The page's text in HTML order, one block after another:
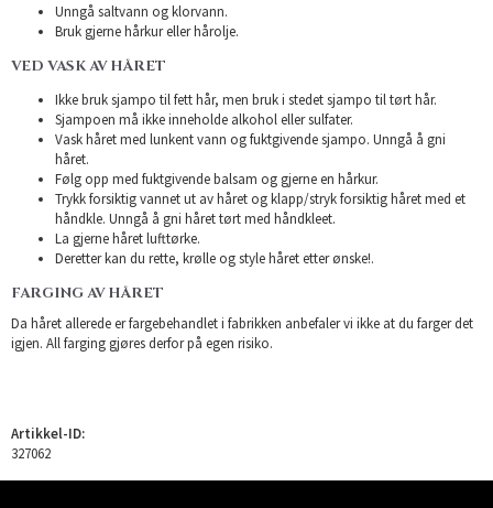
Unngå saltvann og klorvann.
Bruk gjerne hårkur eller hårolje.
VED VASK AV HÅRET
Ikke bruk sjampo til fett hår, men bruk i stedet sjampo til tørt hår.
Sjampoen må ikke inneholde alkohol eller sulfater.
Vask håret med lunkent vann og fuktgivende sjampo. Unngå å gni
håret.
Følg opp med fuktgivende balsam og gjerne en hårkur.
Trykk forsiktig vannet ut av håret og klapp/stryk forsiktig håret med et
håndkle. Unngå å gni håret tørt med håndkleet.
La gjerne håret lufttørke.
Deretter kan du rette, krølle og style håret etter ønske!.
FARGING AV HÅRET
Da håret allerede er fargebehandlet i fabrikken anbefaler vi ikke at du farger det
igjen. All farging gjøres derfor på egen risiko.
Artikkel-ID:
327062